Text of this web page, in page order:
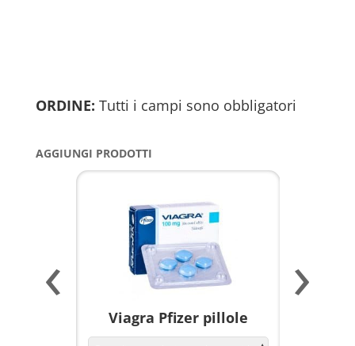
ORDINE: Tutti i campi sono obbligatori
AGGIUNGI PRODOTTI
Viagra Pfizer pillole
‹ ›